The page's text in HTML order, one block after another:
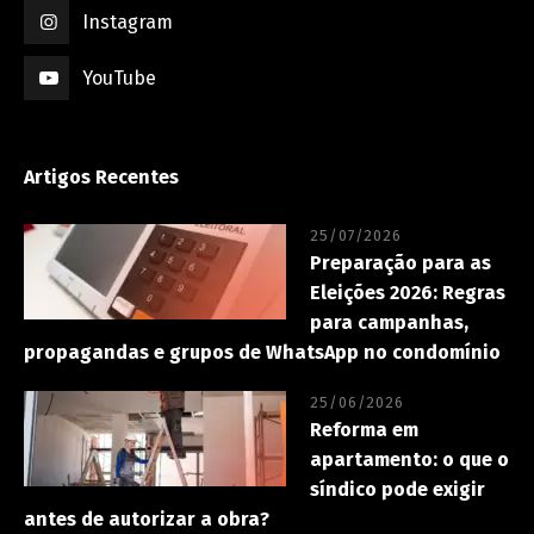
Instagram
YouTube
Artigos Recentes
25/07/2026
Preparação para as
Eleições 2026: Regras
para campanhas,
propagandas e grupos de WhatsApp no condomínio
25/06/2026
Reforma em
apartamento: o que o
síndico pode exigir
antes de autorizar a obra?